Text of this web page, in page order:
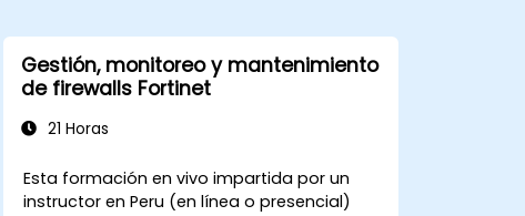
Gestión, monitoreo y mantenimiento
de firewalls Fortinet
21 Horas
Esta formación en vivo impartida por un
instructor en Peru (en línea o presencial)